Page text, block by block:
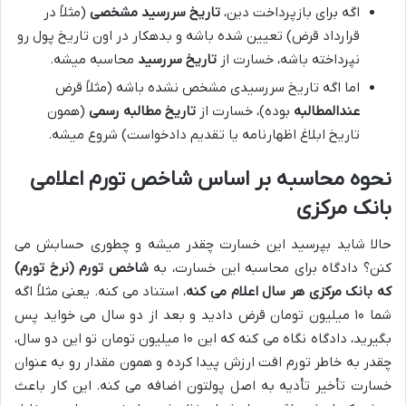
اگه برای بازپرداخت دین، تاریخ سررسید مشخصی (مثلاً در
قرارداد قرض) تعیین شده باشه و بدهکار در اون تاریخ پول رو
نپرداخته باشه، خسارت از تاریخ سررسید محاسبه میشه.
اما اگه تاریخ سررسیدی مشخص نشده باشه (مثلاً قرض
عندالمطالبه بوده)، خسارت از تاریخ مطالبه رسمی (همون
تاریخ ابلاغ اظهارنامه یا تقدیم دادخواست) شروع میشه.
نحوه محاسبه بر اساس شاخص تورم اعلامی
بانک مرکزی
حالا شاید بپرسید این خسارت چقدر میشه و چطوری حسابش می
کنن؟ دادگاه برای محاسبه این خسارت، بهشاخص تورم (نرخ تورم)
که بانک مرکزی هر سال اعلام می کنه، استناد می کنه. یعنی مثلاً اگه
شما ۱۰ میلیون تومان قرض دادید و بعد از دو سال می خواید پس
بگیرید، دادگاه نگاه می کنه که این ۱۰ میلیون تومان تو این دو سال،
چقدر به خاطر تورم افت ارزش پیدا کرده و همون مقدار رو به عنوان
خسارت تأخیر تأدیه به اصل پولتون اضافه می کنه. این کار باعث